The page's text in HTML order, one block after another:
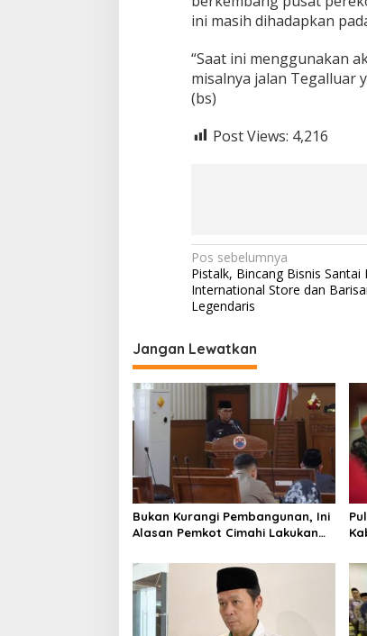
ini masih dihadapkan
“Saat ini menggunakan
misalnya jalan Tegalluar
(bs)
Post Views: 4,216
N
a
v
i
g
a
s
p
o
s
Pos sebelumnya
Pistalk, Bincang Bisnis Santai
International Store dan
Legendaris
Jangan Lewatkan
Bukan Kurangi Pembangunan, Ini
Alasan Pemkot Cimahi Lakukan